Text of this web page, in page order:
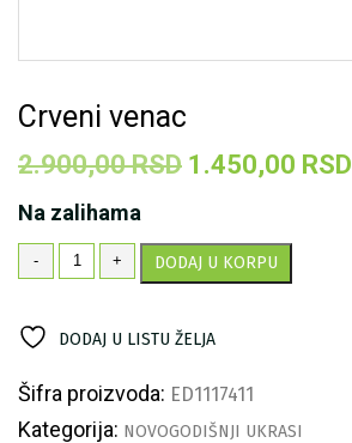
Crveni venac
2.900,00RSD Originalna
bila:
1.450,00 RSD
Na zalihama
-
Crveni
venac
+ DODAJ U KORPU
DODAJ U LISTU ŽELJA
Šifra proizvoda: ED1117411
Kategorija: NOVOGODIŠNJI UKRASI